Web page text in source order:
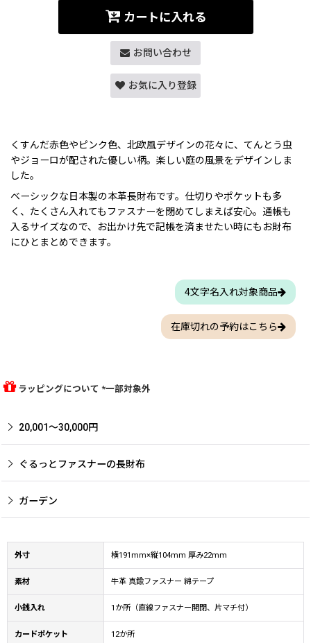
カートに入れる
お問い合わせ
お気に入り登録
くすんだ赤色やピンク色、北欧風デザインの花々に、てんとう虫
やジョーロが配された優しい柄。楽しい庭の風景をデザインしま
した。
ベーシックな日本製の本革長財布です。仕切りやポケットも多
く、たくさん入れてもファスナーを閉めてしまえば安心。通帳も
入るサイズなので、お出かけ先で記帳を済ませたい時にもお財布
にひとまとめできます。
4文字名入れ対象商品
在庫切れの予約はこちら
ラッピングについて *一部対象外
20,001〜30,000円
ぐるっとファスナーの長財布
ガーデン
外寸 横191mm×縦104mm 厚み22mm
素材 牛革 真鍮ファスナー 綿テープ
小銭入れ 1か所（直線ファスナー開閉、片マチ付）
カードポケット 12か所